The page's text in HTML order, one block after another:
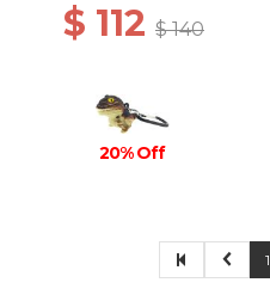
$ 112 $ 140
20% Off
1